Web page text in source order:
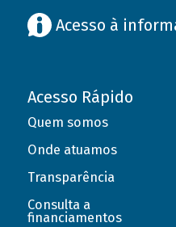
Acesso à
Acesso Rápido
Quem somos
Onde atuamos
Transparência
Consulta a
financiamentos